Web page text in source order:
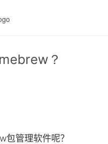
？
管理软件呢？